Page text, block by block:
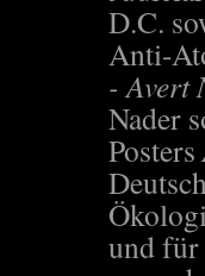
D.C.
Anti-
- Avert
Nader
Posters
und für